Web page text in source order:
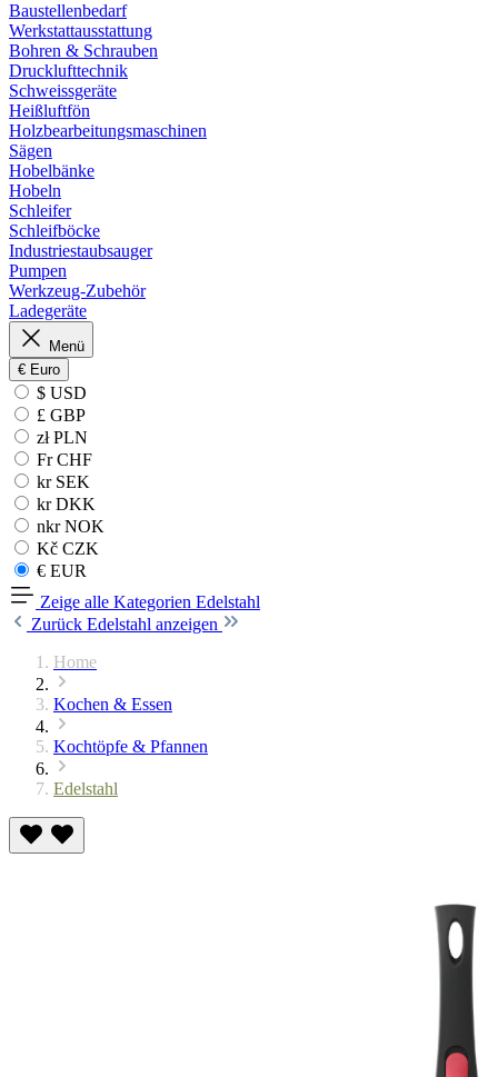
Baustellenbedarf
Werkstattausstattung
Bohren & Schrauben
Drucklufttechnik
Schweissgeräte
Heißluftfön
Holzbearbeitungsmaschinen
Sägen
Hobelbänke
Hobeln
Schleifer
Schleifböcke
Industriestaubsauger
Pumpen
Werkzeug-Zubehör
Ladegeräte
Menü
€ Euro
$ USD
£ GBP
zł PLN
Fr CHF
kr SEK
kr DKK
nkr NOK
Kč CZK
€ EUR
Zeige alle Kategorien Edelstahl
Zurück Edelstahl anzeigen
Home
Kochen & Essen
Kochtöpfe & Pfannen
Edelstahl